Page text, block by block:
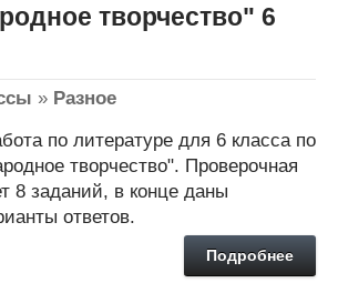
творчество" 6
» Разное
по литературе для 6 класса по
творчество". Проверочная
8 заданий, в конце даны
ответов.
Подробнее